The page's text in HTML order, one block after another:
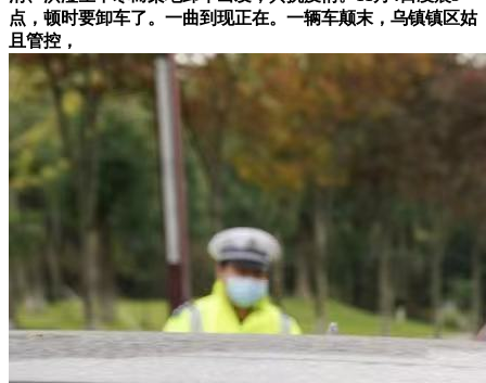
点，顿时要卸车了。一曲到现正在。一辆车颠末，乌镇镇区姑
且管控，